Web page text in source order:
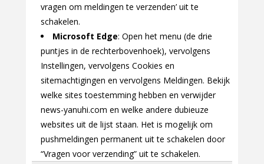
vragen om meldingen te verzenden’ uit te
schakelen.
Microsoft Edge: Open het menu (de drie
puntjes in de rechterbovenhoek), vervolgens
Instellingen, vervolgens Cookies en
sitemachtigingen en vervolgens Meldingen. Bekijk
welke sites toestemming hebben en verwijder
news-yanuhi.com en welke andere dubieuze
websites uit de lijst staan. Het is mogelijk om
pushmeldingen permanent uit te schakelen door
“Vragen voor verzending” uit te schakelen.